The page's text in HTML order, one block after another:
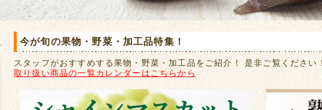
今が旬の果物・野菜・加工品特集！
スタッフがおすすめする果物・野菜・加工品をご紹介！ 是非ご覧ください
取り扱い商品の一覧カレンダーはこちらから